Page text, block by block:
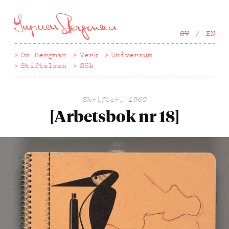
till
huvudinnehåll
SV EN
Om Bergman Verk
Universum
Stiftelsen
Sök
Skrifter, 1960
[Arbetsbok nr 18]